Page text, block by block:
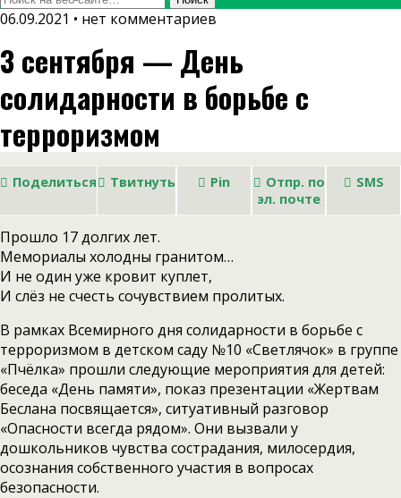
06.09.2021 • нет комментариев
3 сентября — День
солидарности в борьбе с
терроризмом
Поделиться Твитнуть Pin
Отпр. по
эл. почте
SMS
Прошло 17 долгих лет.
Мемориалы холодны гранитом…
И не один уже кровит куплет,
И слёз не счесть сочувствием пролитых.
В рамках Всемирного дня солидарности в борьбе с
терроризмом в детском саду №10 «Светлячок» в группе
«Пчёлка» прошли следующие мероприятия для детей:
беседа «День памяти», показ презентации «Жертвам
Беслана посвящается», ситуативный разговор
«Опасности всегда рядом». Они вызвали у
дошкольников чувства сострадания, милосердия,
осознания собственного участия в вопросах
безопасности.